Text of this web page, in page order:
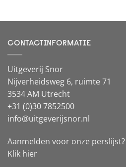
CONTACTINFORMATIE
Uitgeverij Snor
Nijverheidsweg 6, ruimte 71
3534 AM Utrecht
+31 (0)30 7852500
info@uitgeverijsnor.nl
Aanmelden voor onze perslijst?
Klik hier